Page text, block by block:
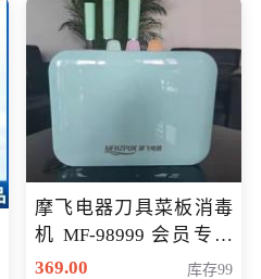
摩飞电器刀具菜板消毒
机 MF-98999 会员专享
价286元
369.00 库存99